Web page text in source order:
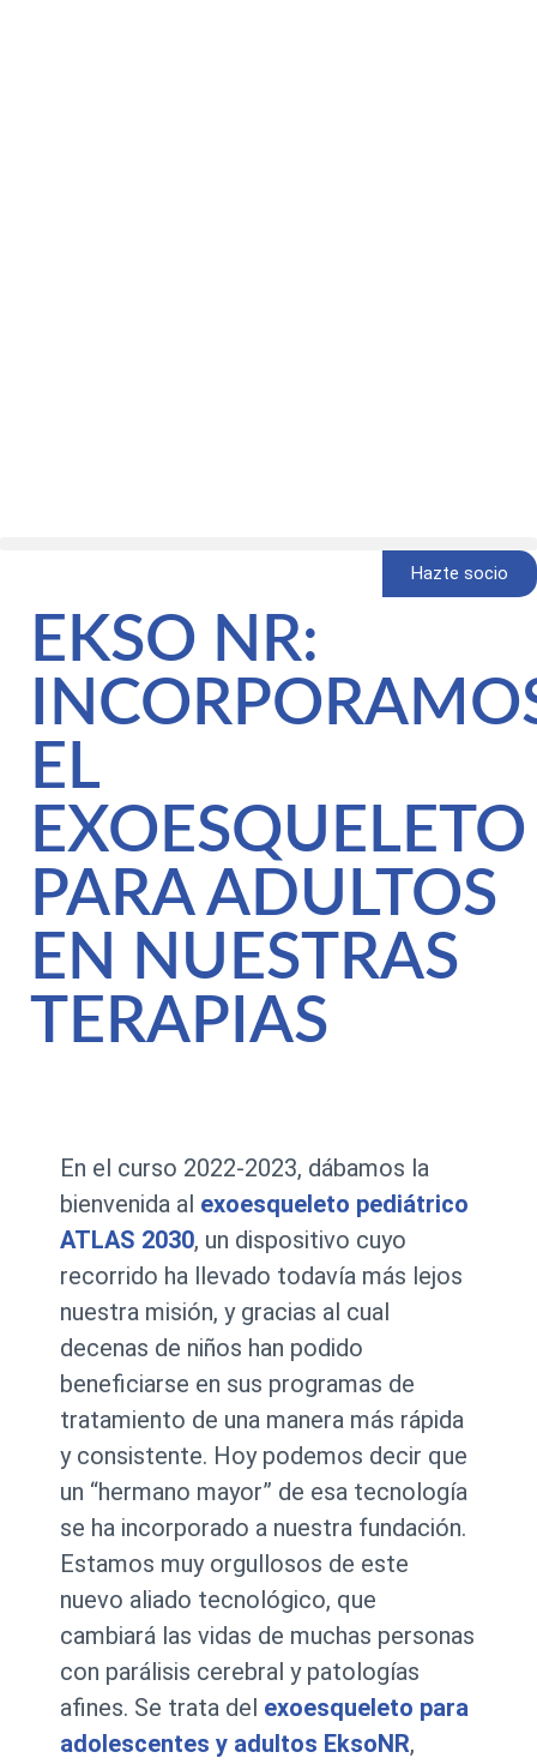
Hazte socio
EKSO NR:
EL
EXOESQUELETO
PARA ADULTOS
EN NUESTRAS
TERAPIAS
En el curso 2022-2023, dábamos la
bienvenida al exoesqueleto pediátrico
ATLAS 2030, un dispositivo cuyo
recorrido ha llevado todavía más lejos
nuestra misión, y gracias al cual
decenas de niños han podido
beneficiarse en sus programas de
tratamiento de una manera más rápida
y consistente. Hoy podemos decir que
un “hermano mayor” de esa tecnología
se ha incorporado a nuestra fundación.
Estamos muy orgullosos de este
nuevo aliado tecnológico, que
cambiará las vidas de muchas personas
con parálisis cerebral y patologías
afines. Se trata del exoesqueleto para
adolescentes y adultos EksoNR,